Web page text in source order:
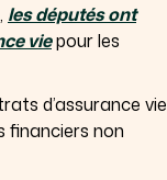
les députés ont
viepour les
d’assurance vie
financiers non